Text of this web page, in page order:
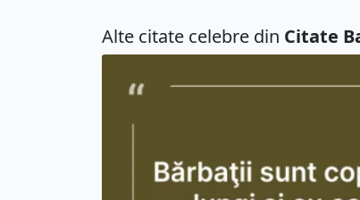
Alte citate celebre din Citate